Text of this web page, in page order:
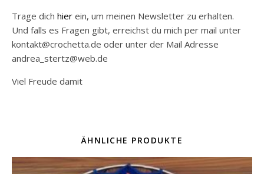
Trage dich hier ein, um meinen Newsletter zu erhalten.
Und falls es Fragen gibt, erreichst du mich per mail unter
kontakt@crochetta.de oder unter der Mail Adresse
andrea_stertz@web.de
Viel Freude damit
ÄHNLICHE PRODUKTE